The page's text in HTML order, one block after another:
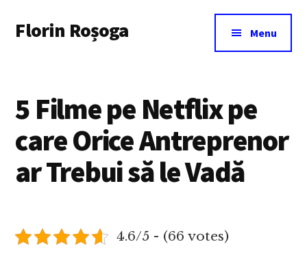
main
menu
Florin Roșoga Menu
5 Filme pe Netflix pe
care Orice Antreprenor
ar Trebui să le Vadă
4.6/5 - (66 votes)